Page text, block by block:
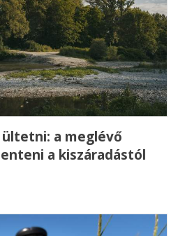
a meglévő
a kiszáradástól